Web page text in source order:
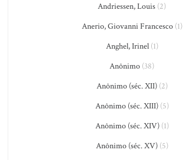
Andriessen, Louis (2)
Anerio, Giovanni Francesco(1)
Anghel, Irinel(1)
Anônimo (38)
Anônimo (séc. XII)(2)
Anônimo (séc. XIII)(5)
Anônimo (séc. XIV)(1)
Anônimo (séc. XV)(5)